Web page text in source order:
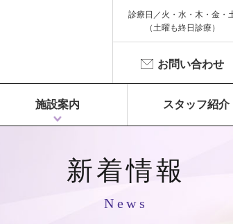
診療日／火・水・木・金・
（土曜も終日診療）
お問い合わせ
施設案内 スタッフ紹介
新着情報
News